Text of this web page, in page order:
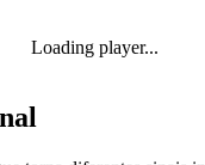
Loading player...